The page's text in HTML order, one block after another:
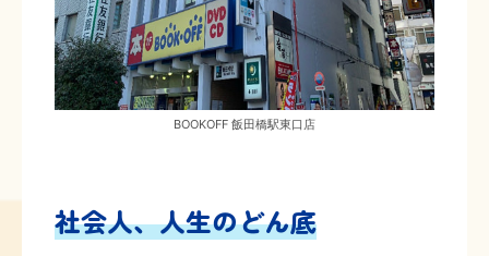
BOOKOFF 飯田橋駅東口店
社会人、人生のどん底